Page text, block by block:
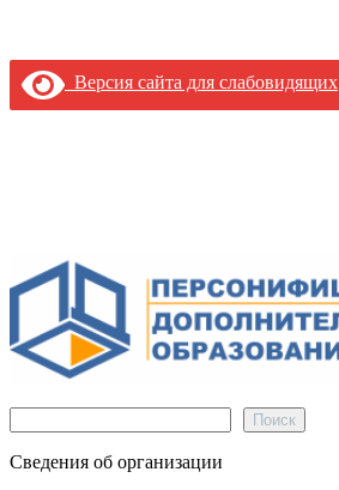
Версия сайта для слабовидящих
Поиск
Сведения об организации